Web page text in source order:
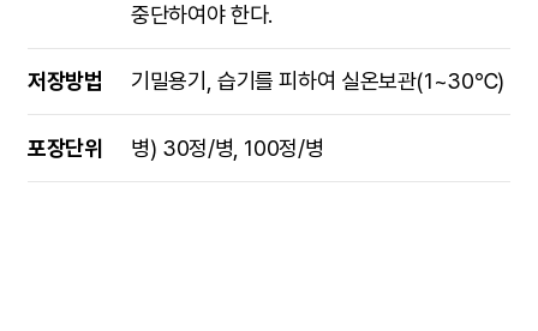
중단하여야 한다.
저장방법 기밀용기, 습기를 피하여 실온보관(1~30℃)
포장단위 병) 30정/병, 100정/병